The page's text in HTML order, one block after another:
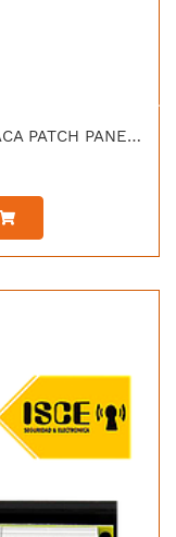
[760237041] AMP/COMMSCOPE PLACA PATCH PANEL DE 48 PTO VACIA CAT 5e/6